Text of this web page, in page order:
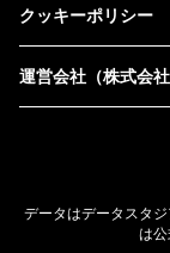
クッキーポリシー
運営会社（株式会社
データはデータスタ
は公